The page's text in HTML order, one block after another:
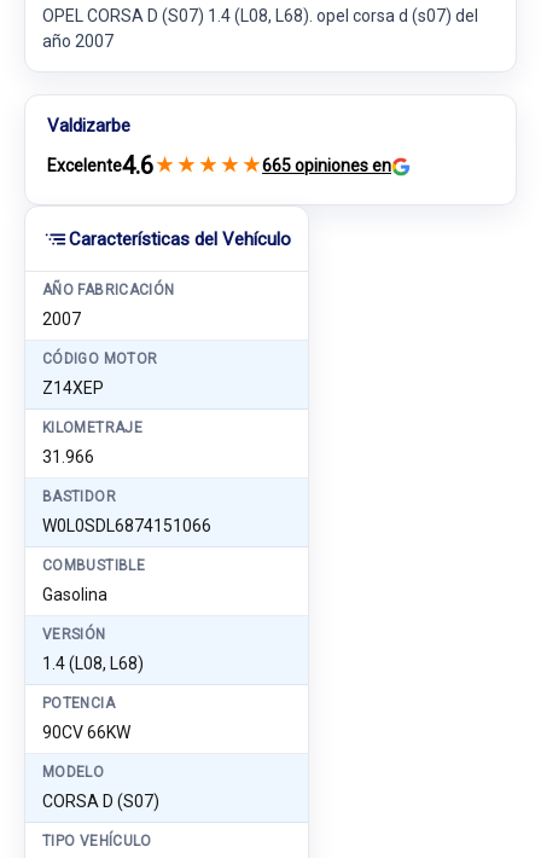
Características del Vehículo
AÑO FABRICACIÓN
2007
CÓDIGO MOTOR
Z14XEP
KILOMETRAJE
31.966
BASTIDOR
W0L0SDL6874151066
COMBUSTIBLE
Gasolina
VERSIÓN
1.4 (L08, L68)
POTENCIA
90CV 66KW
MODELO
CORSA D (S07)
TIPO VEHÍCULO
OPEL CORSA D (S07) 1.4 (L08, L68). opel corsa d (s07) del
año 2007
Valdizarbe
Excelente4.6★ ★ ★ ★ ★665 opiniones en